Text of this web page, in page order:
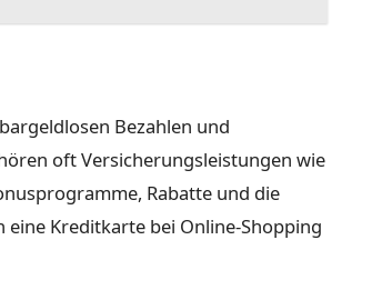
Bezahlen und
oft Versicherungsleistungen wie
Rabatte und die
Kreditkarte bei Online-Shopping